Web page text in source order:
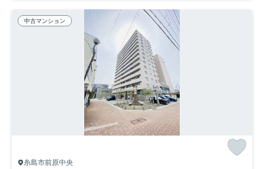
中古マンション
糸島市前原中央